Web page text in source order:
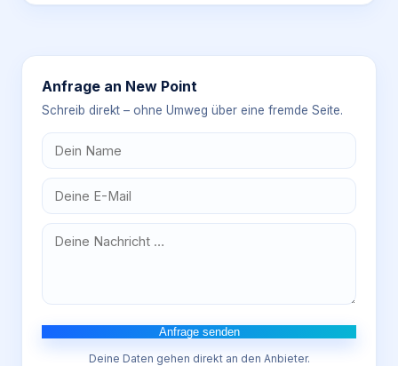
Anfrage an New Point
Schreib direkt – ohne Umweg über eine fremde Seite.
Anfrage senden
Deine Daten gehen direkt an den Anbieter.